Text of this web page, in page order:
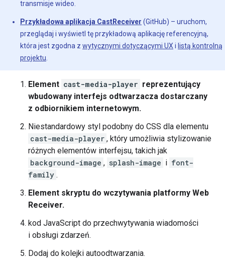
transmisje wideo.
Przykładowa aplikacja CastReceiver (GitHub) – uruchom,
przeglądaj i wyświetl tę przykładową aplikację referencyjną,
która jest zgodna z wytycznymi dotyczącymi UX i listą kontrolną
projektu
Element cast-media-player reprezentujący
wbudowany interfejs odtwarzacza dostarczany
z odbiornikiem internetowym.
Niestandardowy styl podobny do CSS dla elementu
cast-media-player , który umożliwia stylizowanie
różnych elementów interfejsu, takich jak
background-image , splash-image i font-
family .
Element skryptu do wczytywania platformy Web
Receiver.
kod JavaScript do przechwytywania wiadomości
i obsługi zdarzeń.
Dodaj do kolejki autoodtwarzania.